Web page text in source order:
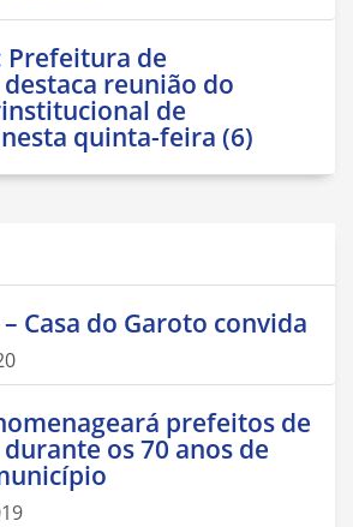
Prefeitura de
reunião do
de
quinta-feira (6)
Casa do Garoto convida
prefeitos de
os 70 anos de